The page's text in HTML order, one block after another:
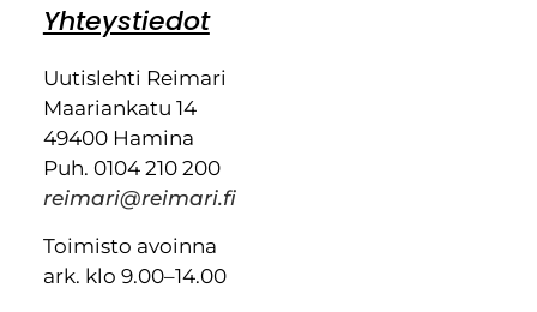
Yhteystiedot
Uutislehti Reimari
Maariankatu 14
49400 Hamina
Puh. 0104 210 200
reimari@reimari.fi
Toimisto avoinna
ark. klo 9.00–14.00